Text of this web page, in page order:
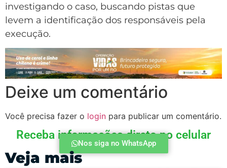
investigando o caso, buscando pistas que
levem a identificação dos responsáveis pela
execução.
Deixe um comentário
Você precisa fazer o login para publicar um comentário.
Receba informações direto no celular
Nos siga no WhatsApp
Veja mais